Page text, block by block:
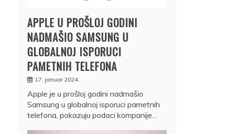
APPLE U PROŠLOJ GODINI
NADMAŠIO SAMSUNG U
GLOBALNOJ ISPORUCI
PAMETNIH TELEFONA
17. januar 2024.
Apple je u prošloj godini nadmašio
Samsung u globalnoj isporuci pametnih
telefona, pokazuju podaci kompanije…